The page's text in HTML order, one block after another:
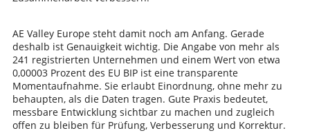
AE Valley Europe steht damit noch am Anfang. Gerade
deshalb ist Genauigkeit wichtig. Die Angabe von mehr als
241 registrierten Unternehmen und einem Wert von etwa
0,00003 Prozent des EU BIP ist eine transparente
Momentaufnahme. Sie erlaubt Einordnung, ohne mehr zu
behaupten, als die Daten tragen. Gute Praxis bedeutet,
messbare Entwicklung sichtbar zu machen und zugleich
offen zu bleiben für Prüfung, Verbesserung und Korrektur.